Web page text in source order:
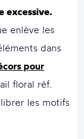
excessive.
enlève les
dans
pour
floral réf.
les motifs